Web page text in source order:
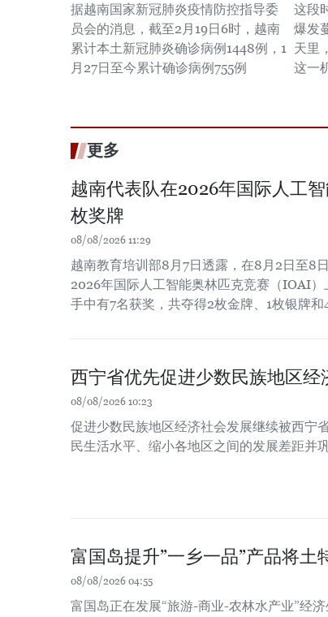
据越南国家新冠肺炎疫情防控指导委
员会的消息，截至2月19日6时，越南
累计本土新冠肺炎确诊病例1448例，1
月27日至今累计确诊病例755例
这段
爆发
天里
这一
更多
越南代表队在2026年国际人工
枚奖牌
08/08/2026 11:29
越南教育培训部8月7日透露，在8月2日至8
2026年国际人工智能奥林匹克竞赛（IOAI
手中有7名获奖，共夺得2枚金牌、1枚银牌和
西宁省优先促进少数民族地区经
08/08/2026 10:23
促进少数民族地区经济社会发展继续被西宁
民生活水平、缩小各地区之间的发展差距并
富国岛提升”一乡一品”产品将土
08/08/2026 04:55
富国岛正在发展“旅游-商业-农林水产业”经